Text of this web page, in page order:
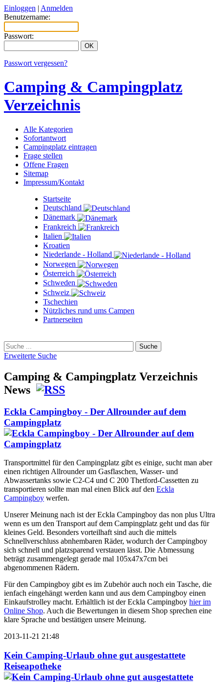
Einloggen | Anmelden
Benutzername:
Passwort:
Passwort vergessen?
Camping & Campingplatz
Verzeichnis
Alle Kategorien
Sofortantwort
Campingplatz eintragen
Frage stellen
Offene Fragen
Sitemap
Impressum/Kontakt
Startseite
Deutschland
Dänemark
Frankreich
Italien
Kroatien
Niederlande - Holland
Norwegen
Österreich
Schweden
Schweiz
Tschechien
Nützliches rund ums Campen
Partnerseiten
Erweiterte Suche
Camping & Campingplatz Verzeichnis
News
Eckla Campingboy - Der Allrounder auf dem
Campingplatz
Transportmittel für den Campingplatz gibt es einige, sucht man aber
einen richtigen Allrounder um Gasflaschen, Wasser- und
Abwassertanks sowie C2-C4 und C 200 Thetford-Cassetten zu
transportieren sollte man mal einen Blick auf den Eckla
Campingboy werfen.
Unserer Meinung nach ist der Eckla Campingboy das non plus Ultra
wenn es um den Transport auf dem Campingplatz geht und das für
kleines Geld. Besonders vorteilhaft sind auch die mittels
Schnellverschluss abnhembaren Räder, wodurch der Campingboy
sich schnell und platzsparend verstauen lässt. Die Abmessung
beträgt zusammengelegt gerade mal 105x47x7cm bei
abgenommenen Rädern.
Für den Campingboy gibt es im Zubehör auch noch ein Tasche, die
ienfach eingehängt werden kann und aus dem Campingboy einen
Einkaufstrolley macht. Erhältlich ist der Eckla Campingboy hier im
Online Shop. Auch die Bewertungen in diesem Shop sprechen eine
klare Sprache und bestätigen unsere Meinung.
2013-11-21 21:48
Kein Camping-Urlaub ohne gut ausgestattete
Reiseapotheke